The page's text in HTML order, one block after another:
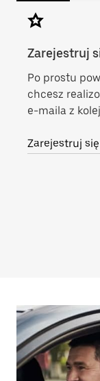
Zarejestruj
Po prostu
chcesz
e-maila z
Zarejestruj